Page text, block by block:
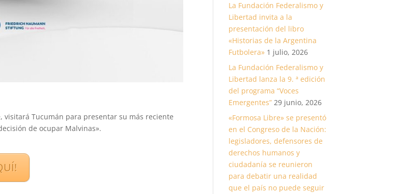
visitará Tucumán para presentar su más reciente
de ocupar Malvinas».
La Fundación Federalismo y
Libertad invita a la
presentación del libro
«Historias de la Argentina
Futbolera» 1 julio, 2026
La Fundación Federalismo y
Libertad lanza la 9. ª edición
del programa “Voces
Emergentes” 29 junio, 2026
«Formosa Libre» se presentó
en el Congreso de la Nación:
legisladores, defensores de
derechos humanos y
ciudadanía se reunieron
para debatir una realidad
que el país no puede seguir